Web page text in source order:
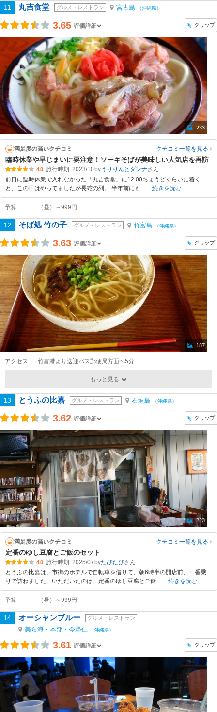
11 丸吉食堂 グルメ・レストラン 宮古島 （沖縄県）
3.65 評価詳細 クリップ
233
満足度の高いクチコミ クチコミ一覧を見る
臨時休業や早じまいに要注意！ソーキそばが美味しい人気店を再訪
4.0 旅行時期: 2023/10byうりりんとダンナ
前日に臨時休業で入れなかった「丸吉食堂」に12:00ちょうどぐらいに着く
と、この日はやってましたが長蛇の列。 半年前にも
続きを読む
予算 （昼）～999円
12 そば処 竹の子 グルメ・レストラン 竹富島 （沖縄県）
3.63 評価詳細 クリップ
187
アクセス 竹富港より送迎バス郵便局方面へ5分
もっと見る
13 とうふの比嘉 グルメ・レストラン 石垣島 （沖縄県）
3.62 評価詳細 クリップ
223
満足度の高いクチコミ クチコミ一覧を見る
定番のゆし豆腐とご飯のセット
4.0 旅行時期: 2025/07 byたびたび
とうふの比嘉は、市街のホテルで自転車を借りて、朝6時半の開店前、一番乗
りで訪ねました。いただいたのは、定番のゆし豆腐とご飯
続きを読む
予算 （昼）～999円
14 オーシャンブルー グルメ・レストラン
美ら海・本部・今帰仁 （沖縄県）
3.61 評価詳細 クリップ